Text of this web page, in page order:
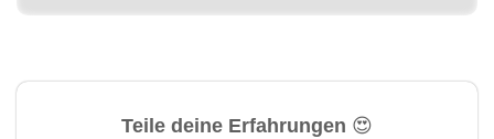
Teile deine Erfahrungen 😍